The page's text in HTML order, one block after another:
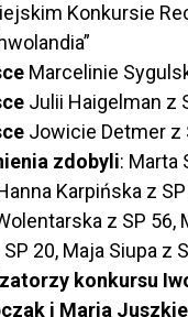
Konkursie
Marcelinie
Julii Haigelman z
Jowicie Detmer z
zdobyli: Marta
Karpińska z
z SP 56,
20, Maja Siupa z
konkursu
i Maria